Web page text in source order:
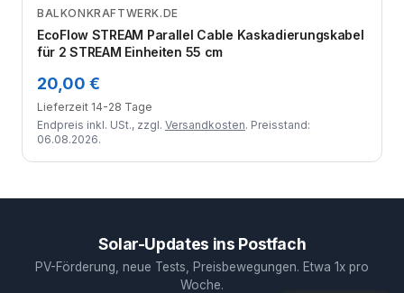
Zum Angebot
BALKONKRAFTWERK.DE
EcoFlow STREAM Parallel Cable Kaskadierungskabel
für 2 STREAM Einheiten 55 cm
20,00 €
Lieferzeit 14-28 Tage
Endpreis inkl. USt., zzgl. Versandkosten. Preisstand:
06.08.2026.
Solar-Updates ins Postfach
PV-Förderung, neue Tests, Preisbewegungen. Etwa 1x pro
Woche.